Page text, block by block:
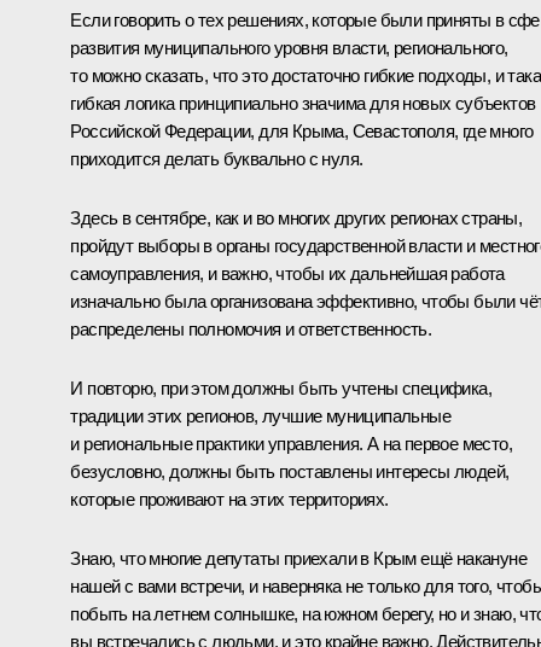
Если говорить о тех решениях, которые были приняты в
развития муниципального уровня власти, регионального,
то можно сказать, что это достаточно гибкие подходы, и
гибкая логика принципиально значима для новых субъектов
Российской Федерации, для Крыма, Севастополя, где много
приходится делать буквально с нуля.
Здесь в сентябре, как и во многих других регионах страны,
пройдут выборы в органы государственной власти и
самоуправления, и важно, чтобы их дальнейшая работа
изначально была организована эффективно, чтобы были
распределены полномочия и ответственность.
И повторю, при этом должны быть учтены специфика,
традиции этих регионов, лучшие муниципальные
и региональные практики управления. А на первое место,
безусловно, должны быть поставлены интересы людей,
которые проживают на этих территориях.
Знаю, что многие депутаты приехали в Крым ещё накануне
нашей с вами встречи, и наверняка не только для того,
побыть на летнем солнышке, на южном берегу, но и знаю,
вы встречались с людьми, и это крайне важно.